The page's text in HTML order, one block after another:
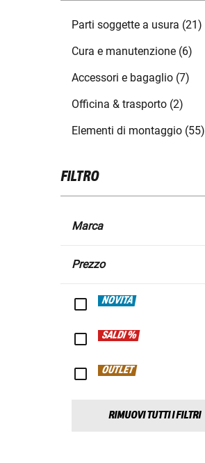
Parti soggette a usura (21)
Cura e manutenzione (6)
Accessori e bagaglio (7)
Officina & trasporto (2)
Elementi di montaggio (55)
FILTRO
Marca
Prezzo
NOVITÀ
SALDI %
OUTLET
RIMUOVI TUTTI I FILTRI